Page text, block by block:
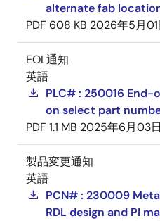
alternate fab
PDF 608 KB 2026年5月01
EOL通知
英語
PLC# : 250016 End-
on select part
PDF 1.1 MB 2025年6月03日
製品変更通知
英語
PCN# : 230009
RDL design and PI